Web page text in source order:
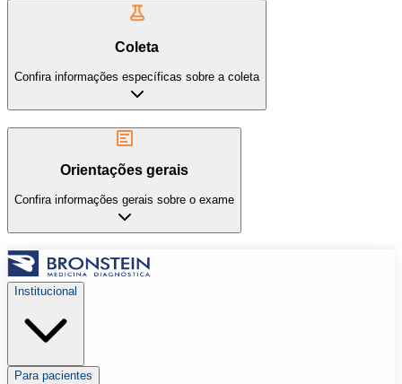
Coleta
Confira informações específicas sobre a coleta
Orientações gerais
Confira informações gerais sobre o exame
Institucional
Para pacientes